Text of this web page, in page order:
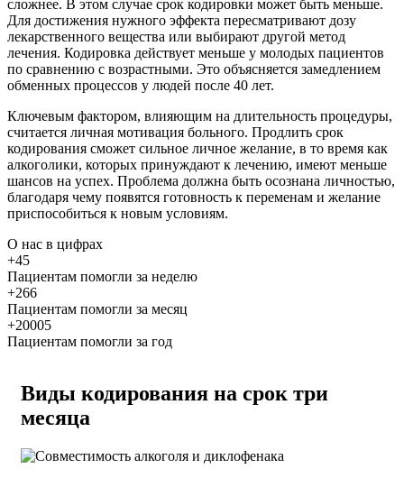
сложнее. В этом случае срок кодировки может быть меньше.
Для достижения нужного эффекта пересматривают дозу
лекарственного вещества или выбирают другой метод
лечения. Кодировка действует меньше у молодых пациентов
по сравнению с возрастными. Это объясняется замедлением
обменных процессов у людей после 40 лет.
Ключевым фактором, влияющим на длительность процедуры,
считается личная мотивация больного. Продлить срок
кодирования сможет сильное личное желание, в то время как
алкоголики, которых принуждают к лечению, имеют меньше
шансов на успех. Проблема должна быть осознана личностью,
благодаря чему появятся готовность к переменам и желание
приспособиться к новым условиям.
О нас в цифрах
+45
Пациентам помогли за неделю
+266
Пациентам помогли за месяц
+20005
Пациентам помогли за год
Виды кодирования на срок три
месяца